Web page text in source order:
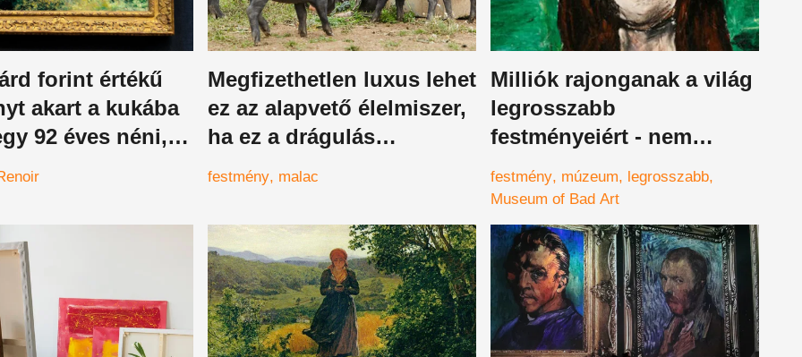
forint értékű
akart a kukába
92 éves néni, a
persze, hogy
rá és elkobozta
Megfizethetlen luxus lehet
ez az alapvető élelmiszer,
ha ez a drágulás
folytatódik
festmény malac
Milliók rajonganak a világ
legrosszabb
festményeiért - nem
tudjuk, hogy sírjunk vagy
nevessünk
festmény múzeum
legrosszabb
Museum of Bad Art